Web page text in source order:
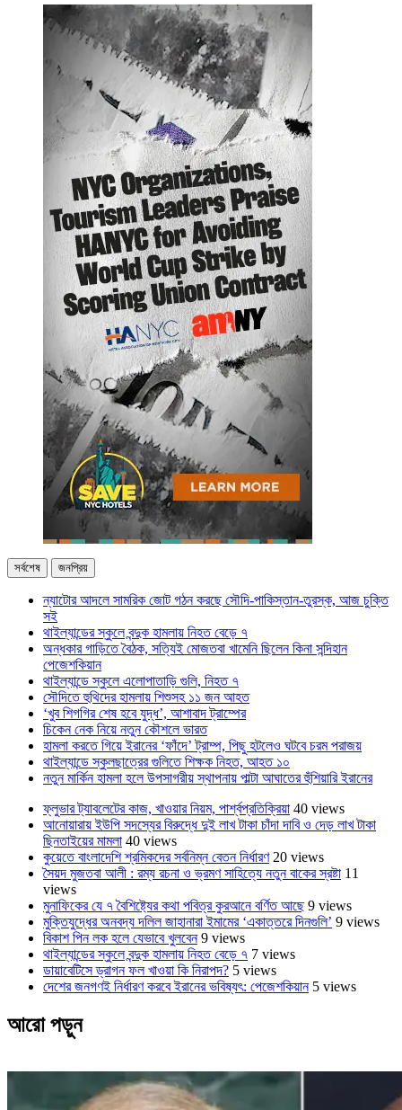
সর্বশেষ জনপ্রিয়
ন্যাটোর আদলে সামরিক জোট গঠন করছে সৌদি-পাকিস্তান-তুরস্ক, আজ চুক্তি
সই
থাইল্যান্ডের স্কুলে বন্দুক হামলায় নিহত বেড়ে ৭
অন্ধকার গাড়িতে বৈঠক, সত্যিই মোজতবা খামেনি ছিলেন কিনা সন্দিহান
পেজেশকিয়ান
থাইল্যান্ডে স্কুলে এলোপাতাড়ি গুলি, নিহত ৭
সৌদিতে হুথিদের হামলায় শিশুসহ ১১ জন আহত
‘খুব শিগগির শেষ হবে যুদ্ধ’, আশাবাদ ট্রাম্পের
চিকেন নেক নিয়ে নতুন কৌশলে ভারত
হামলা করতে গিয়ে ইরানের ‘ফাঁদে’ ট্রাম্প, পিছু হটলেও ঘটবে চরম পরাজয়
থাইল্যান্ডে স্কুলছাত্রের গুলিতে শিক্ষক নিহত, আহত ১০
নতুন মার্কিন হামলা হলে উপসাগরীয় স্থাপনায় পাল্টা আঘাতের হুঁশিয়ারি ইরানের
ফ্লুভার ট্যাবলেটের কাজ, খাওয়ার নিয়ম, পার্শ্বপ্রতিক্রিয়া 40 views
আনোয়ারায় ইউপি সদস্যের বিরুদ্ধে দুই লাখ টাকা চাঁদা দাবি ও দেড় লাখ টাকা
ছিনতাইয়ের মামলা 40 views
কুয়েতে বাংলাদেশি শ্রমিকদের সর্বনিম্ন বেতন নির্ধারণ 20 views
সৈয়দ মুজতবা আলী : রম্য রচনা ও ভ্রমণ সাহিত্যে নতুন বাকের স্রষ্টা 11
views
মুনাফিকের যে ৭ বৈশিষ্ট্যের কথা পবিত্র কুরআনে বর্ণিত আছে 9 views
মুক্তিযুদ্ধের অনবদ্য দলিল জাহানারা ইমামের ‘একাত্তরে দিনগুলি’ 9 views
বিকাশ পিন লক হলে যেভাবে খুলবেন 9 views
থাইল্যান্ডের স্কুলে বন্দুক হামলায় নিহত বেড়ে ৭ 7 views
ডায়াবেটিসে ড্রাগন ফল খাওয়া কি নিরাপদ? 5 views
দেশের জনগণই নির্ধারণ করবে ইরানের ভবিষ্যৎ: পেজেশকিয়ান 5 views
আরো পড়ুন